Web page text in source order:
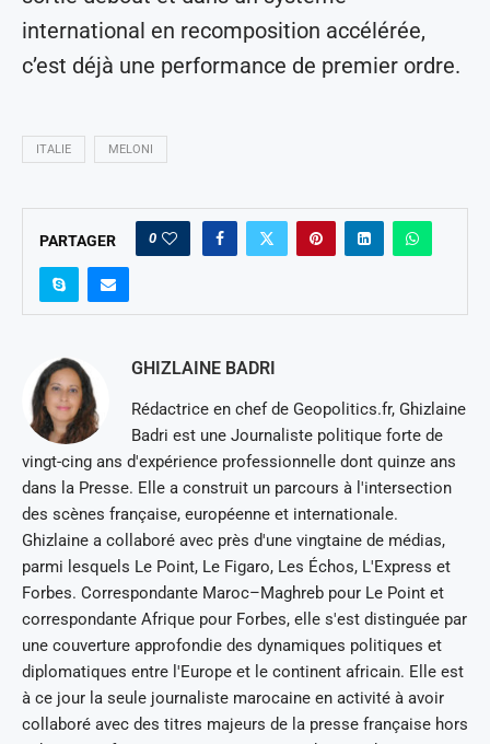
international en recomposition accélérée,
c’est déjà une performance de premier ordre.
ITALIE MELONI
PARTAGER 0
GHIZLAINE BADRI
Rédactrice en chef de Geopolitics.fr, Ghizlaine
Badri est une Journaliste politique forte de
vingt-cing ans d'expérience professionnelle dont quinze ans
dans la Presse. Elle a construit un parcours à l'intersection
des scènes française, européenne et internationale.
Ghizlaine a collaboré avec près d'une vingtaine de médias,
parmi lesquels Le Point, Le Figaro, Les Échos, L'Express et
Forbes. Correspondante Maroc–Maghreb pour Le Point et
correspondante Afrique pour Forbes, elle s'est distinguée par
une couverture approfondie des dynamiques politiques et
diplomatiques entre l'Europe et le continent africain. Elle est
à ce jour la seule journaliste marocaine en activité à avoir
collaboré avec des titres majeurs de la presse française hors